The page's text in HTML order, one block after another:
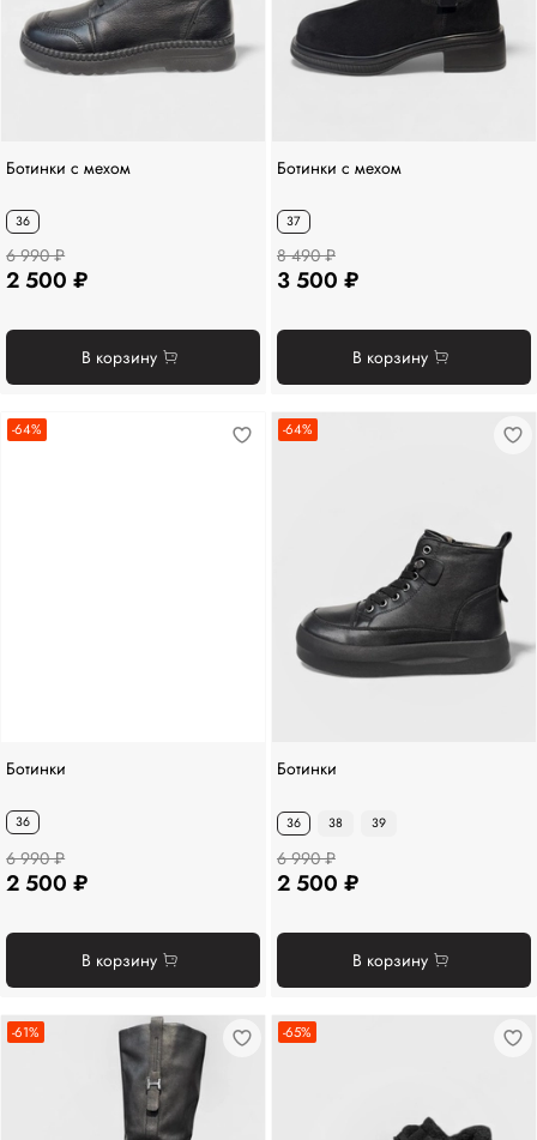
Ботинки с мехом
36
6 990 ₽
2 500 ₽
В корзину
Ботинки с мехом
37
8 490 ₽
3 500 ₽
В корзину
-64%
Ботинки
36
6 990 ₽
2 500 ₽
В корзину
-64%
Ботинки
36 38 39
6 990 ₽
2 500 ₽
В корзину
-61% -65%